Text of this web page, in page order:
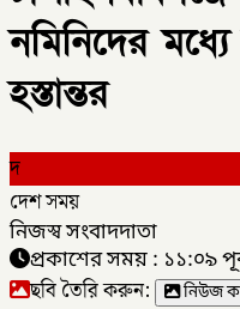
নমিনিদের
হস্তান্তর
দ
দেশ সময়
নিজস্ব সংবাদদাতা
প্রকাশের সময় : ১১:০৯
ছবি তৈরি করুন: নিউজ